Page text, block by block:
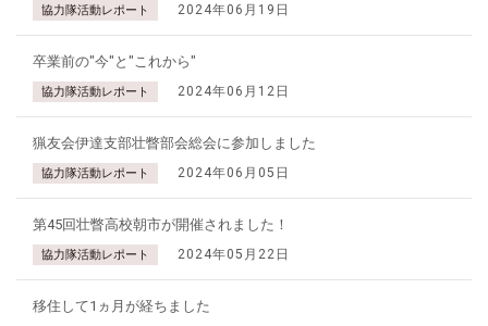
協力隊活動レポート 2024年06月19日
卒業前の"今"と"これから"
協力隊活動レポート 2024年06月12日
猟友会伊達支部壮瞥部会総会に参加しました
協力隊活動レポート 2024年06月05日
第45回壮瞥高校朝市が開催されました！
協力隊活動レポート 2024年05月22日
移住して1ヵ月が経ちました